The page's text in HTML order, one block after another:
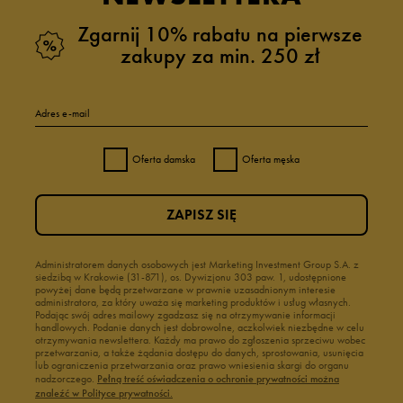
Zgarnij 10% rabatu na pierwsze
zakupy za min. 250 zł
Adres e-mail
Oferta damska Oferta męska
Administratorem danych osobowych jest Marketing Investment Group S.A. z
siedzibą w Krakowie (31-871), os. Dywizjonu 303 paw. 1, udostępnione
powyżej dane będą przetwarzane w prawnie uzasadnionym interesie
administratora, za który uważa się marketing produktów i usług własnych.
Podając swój adres mailowy zgadzasz się na otrzymywanie informacji
handlowych. Podanie danych jest dobrowolne, aczkolwiek niezbędne w celu
otrzymywania newslettera. Każdy ma prawo do zgłoszenia sprzeciwu wobec
przetwarzania, a także żądania dostępu do danych, sprostowania, usunięcia
lub ograniczenia przetwarzania oraz prawo wniesienia skargi do organu
nadzorczego. Pełną treść oświadczenia o ochronie prywatności można
znaleźć w Polityce prywatności.
ZAPISZ SIĘ